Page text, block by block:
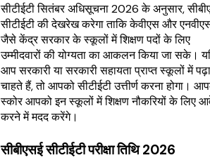
सीटीईटी सितंबर अधिसूचना 2026 के अनुसार,
सीटीईटी की देखरेख करेगा ताकि केवीएस और
जैसे केंद्र सरकार के स्कूलों में शिक्षण पदों के लिए
उम्मीदवारों की योग्यता का आकलन किया जा सके।
आप सरकारी या सरकारी सहायता प्राप्त स्कूलों में
चाहते हैं, तो आपको सीटीईटी उत्तीर्ण करना होगा।
स्कोर आपको इन स्कूलों में शिक्षण नौकरियों के लिए
करने में मदद करेंगे।
सीबीएसई सीटीईटी परीक्षा तिथि 2026